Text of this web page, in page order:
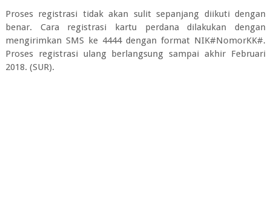
Proses registrasi tidak akan sulit sepanjang diikuti dengan
benar. Cara registrasi kartu perdana dilakukan dengan
mengirimkan SMS ke 4444 dengan format NIK#NomorKK#.
Proses registrasi ulang berlangsung sampai akhir Februari
2018. (SUR).